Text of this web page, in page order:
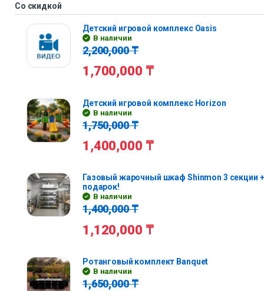
Со скидкой
Детский игровой комплекс Oasis
В наличии
2,200,000₸
1,700,000 ₸
Детский игровой комплекс Horizon
В наличии
1,750,000₸
1,400,000 ₸
Газовый жарочный шкаф Shinmon 3 секции
подарок!
В наличии
1,400,000₸
1,120,000 ₸
Ротанговый комплект Banquet
В наличии
1,650,000₸